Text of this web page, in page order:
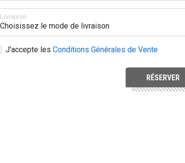
Livraison
J'accepte les Conditions Générales de Vente
RÉSERVER